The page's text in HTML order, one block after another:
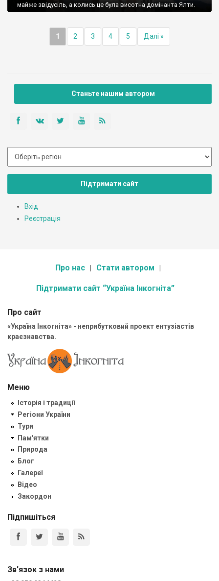
майже звідусіль, а колись це була висотна домінанта Ялти.
1 2 3 4 5 Далі »
Станьте нашим автором
Підтримати сайт
Вхід
Реєстрація
Про нас Стати автором
Підтримати сайт “Україна Інкогніта”
Про сайт
«Україна Інкогніта» - неприбутковий проект ентузіастів
краєзнавства.
Меню
Історія і традиції
Регіони України
Тури
Пам'ятки
Природа
Блог
Галереї
Відео
Закордон
Підпишіться
Зв'язок з нами